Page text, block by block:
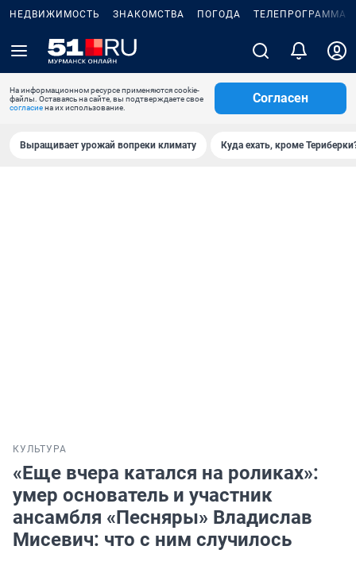
НЕДВИЖИМОСТЬ ЗНАКОМСТВА ПОГОДА ТЕЛЕПРОГРАММА
На информационном ресурсе применяются cookie-
файлы. Оставаясь на сайте, вы подтверждаете свое
согласиена их использование.
Согласен
Выращивает урожай вопреки климату Куда ехать, кроме
КУЛЬТУРА
«Еще вчера катался на роликах»:
умер основатель и участник
ансамбля «Песняры» Владислав
Мисевич: что с ним случилось